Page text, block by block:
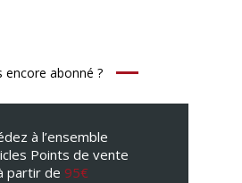
encore abonné ?
à l’ensemble
Points de vente
partir de 95€